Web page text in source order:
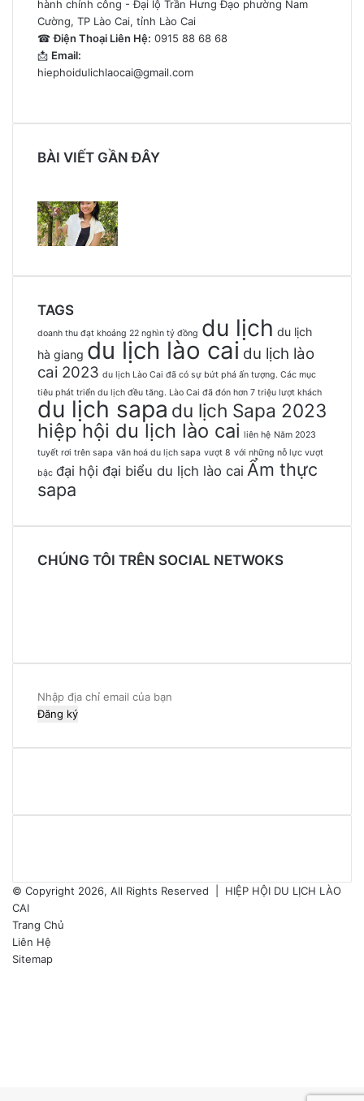
hành chính công - Đại lộ Trần Hưng Đạo phường Nam
Cường, TP Lào Cai, tỉnh Lào Cai
☎Điện Thoại Liên Hệ: 0915 88 68 68
📩 Email:
hiephoidulichlaocai@gmail.com
BÀI VIẾT GẦN ĐÂY
TAGS
doanh thu đạt khoảng 22 nghìn tỷ đồng du lịch du lịch
hà giang du lịch lào cai du lịch lào
cai 2023 du lịch Lào Cai đã có sự bứt phá ấn tượng. Các mục
tiêu phát triển du lịch đều tăng. Lào Cai đã đón hơn 7 triệu lượt khách
du lịch sapa du lịch Sapa 2023
hiệp hội du lịch lào cai liên hệ Năm 2023
tuyết rơi trên sapa văn hoá du lịch sapa vượt 8 với những nỗ lực vượt
bậc đại hội đại biểu du lịch lào cai Ẩm thực
sapa
CHÚNG TÔI TRÊN SOCIAL NETWOKS
Nhập
địa
email
© Copyright 2026, All Rights Reserved | HIỆP HỘI DU LỊCH LÀO
CAI
Trang Chủ
Liên Hệ
Sitemap